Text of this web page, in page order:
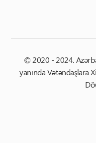
© 2020 - 2024.
yanında Vətəndaşlara